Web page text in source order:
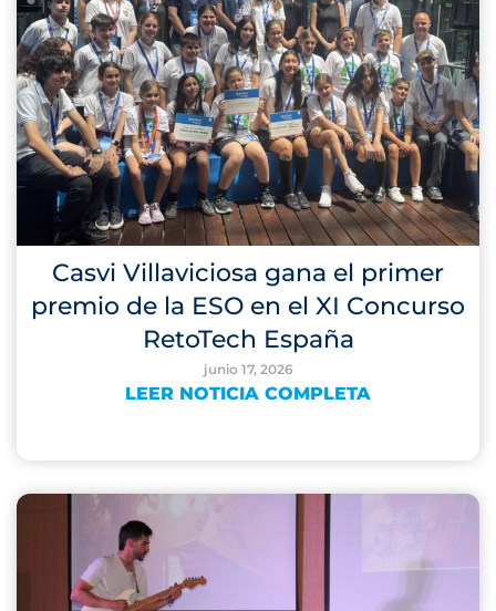
Casvi Villaviciosa gana el primer
premio de la ESO en el XI Concurso
RetoTech España
junio 17, 2026
LEER NOTICIA COMPLETA